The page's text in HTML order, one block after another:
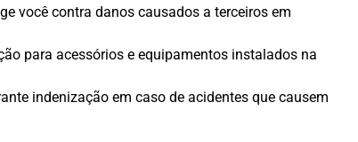
você contra danos causados a terceiros em
para acessórios e equipamentos instalados na
indenização em caso de acidentes que causem